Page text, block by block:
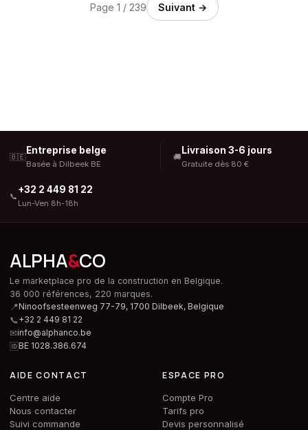
Page 1 / 239 Suivant →
🇧🇪
Entreprise belge
Basée à Dilbeek BE
🚚
Livraison 3-6 jours
Gratuite dès 80 €
📞
+32 2 449 81 22
Lun-Ven 8h-18h
ALPHA&CO
Le marketplace pro de la construction en Belgique.
36 000 références, 220 marques.
📍Ninoofsesteenweg 77-79, 1700 Dilbeek, Belgique
📞+32 2 449 81 22
✉info@alphanco.be
🆔BE 1028.386.674
AIDE CONTACT
Centre aide
Nous contacter
Suivi commande
ESPACE PRO
Compte Pro
Tarifs pro
Devis personnalisé